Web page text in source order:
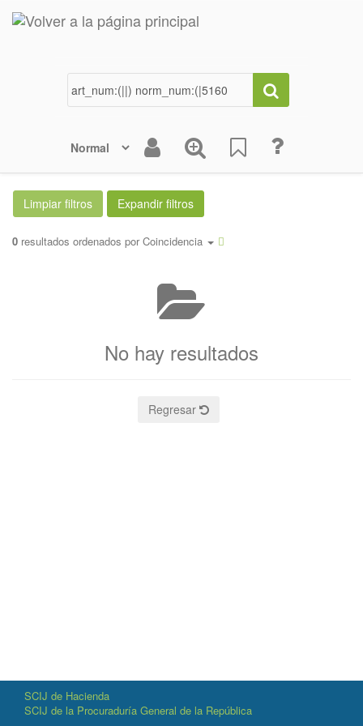
0 resultados ordenados por Coincidencia
No hay resultados
Regresar
SCIJ de Hacienda
SCIJ de la Procuraduría General de la República